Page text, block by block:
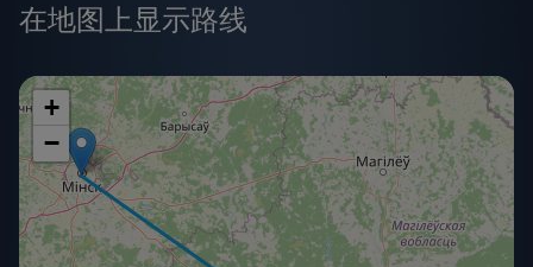
在地图上显示路线
+
−